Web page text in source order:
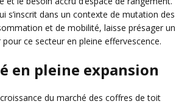
s’inscrit dans un contexte de mutation des
et de mobilité, laisse présager un
ce secteur en pleine effervescence.
en pleine expansion
du marché des coffres de toit